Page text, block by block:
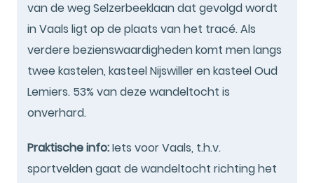
van de weg Selzerbeeklaan dat gevolgd wordt
in Vaals ligt op de plaats van het tracé. Als
verdere bezienswaardigheden komt men langs
twee kastelen, kasteel Nijswiller en kasteel Oud
Lemiers. 53% van deze wandeltocht is
onverhard.
Praktische info:Iets voor Vaals, t.h.v.
sportvelden gaat de wandeltocht richting het